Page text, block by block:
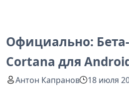
Официально:
Cortana для
Антон Капранов
18 июля